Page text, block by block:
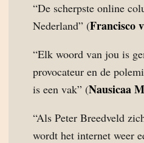
“De scherpste online
Nederland” (Francisco
“Elk woord van jou is
provocateur en de
is een vak” (Nausicaa
“Als Peter Breedveld
wordt het internet weer